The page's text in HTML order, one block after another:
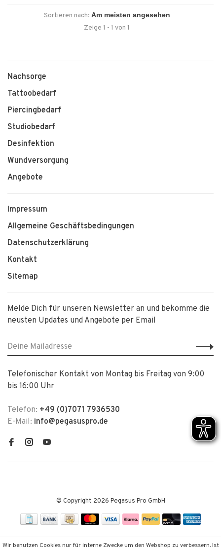
Sortieren nach:
Zeige 1 - 1 von 1
Nachsorge
Tattoobedarf
Piercingbedarf
Studiobedarf
Desinfektion
Wundversorgung
Angebote
Impressum
Allgemeine Geschäftsbedingungen
Datenschutzerklärung
Kontakt
Sitemap
Melde Dich für unseren Newsletter an und bekomme die
neusten Updates und Angebote per Email
Telefonischer Kontakt von Montag bis Freitag von 9:00
bis 16:00 Uhr
Telefon: +49 (0)7071 7936530
E-Mail: info@pegasuspro.de
© Copyright 2026 Pegasus Pro GmbH
Wir benutzen Cookies nur für interne Zwecke um den Webshop zu verbessern. Ist